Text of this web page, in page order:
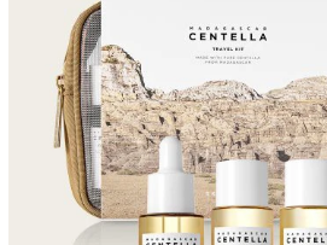
Mã khuyến mãi:
Điều kiện: